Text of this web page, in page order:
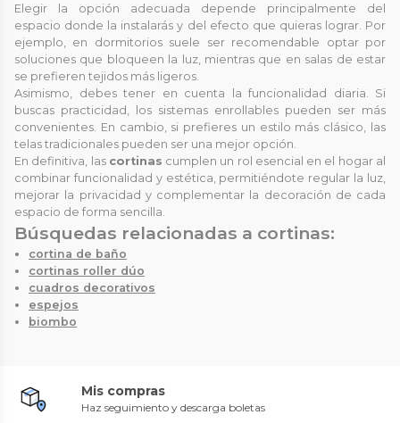
Elegir la opción adecuada depende principalmente del
espacio donde la instalarás y del efecto que quieras lograr. Por
ejemplo, en dormitorios suele ser recomendable optar por
soluciones que bloqueen la luz, mientras que en salas de estar
se prefieren tejidos más ligeros.
Asimismo, debes tener en cuenta la funcionalidad diaria. Si
buscas practicidad, los sistemas enrollables pueden ser más
convenientes. En cambio, si prefieres un estilo más clásico, las
telas tradicionales pueden ser una mejor opción.
En definitiva, las cortinas cumplen un rol esencial en el hogar al
combinar funcionalidad y estética, permitiéndote regular la luz,
mejorar la privacidad y complementar la decoración de cada
espacio de forma sencilla.
Búsquedas relacionadas a cortinas:
cortina de baño
cortinas roller dúo
cuadros decorativos
espejos
biombo
Mis compras
Haz seguimiento y descarga boletas